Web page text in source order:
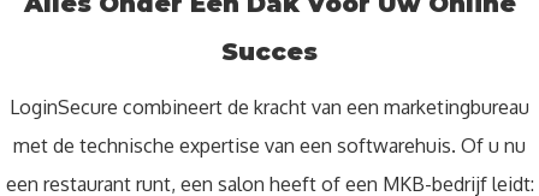
Succes
LoginSecure combineert de kracht van een marketingbureau
met de technische expertise van een softwarehuis. Of u nu
een restaurant runt, een salon heeft of een MKB-bedrijf leidt: